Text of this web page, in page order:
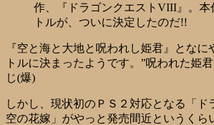
作、『ドラゴンクエストVIII』。本
トルが、ついに決定したのだ!!
『空と海と大地と呪われし姫君』となに
トルに決まったようです。”呪われた姫
じ(爆)
しかし、現状初のＰＳ２対応となる「ド
空の花嫁」がやっと発売間近というくら